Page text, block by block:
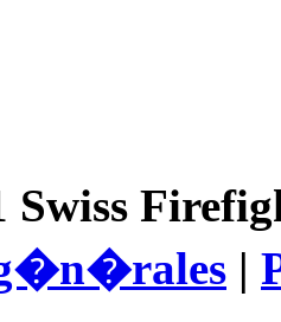
Swiss
|